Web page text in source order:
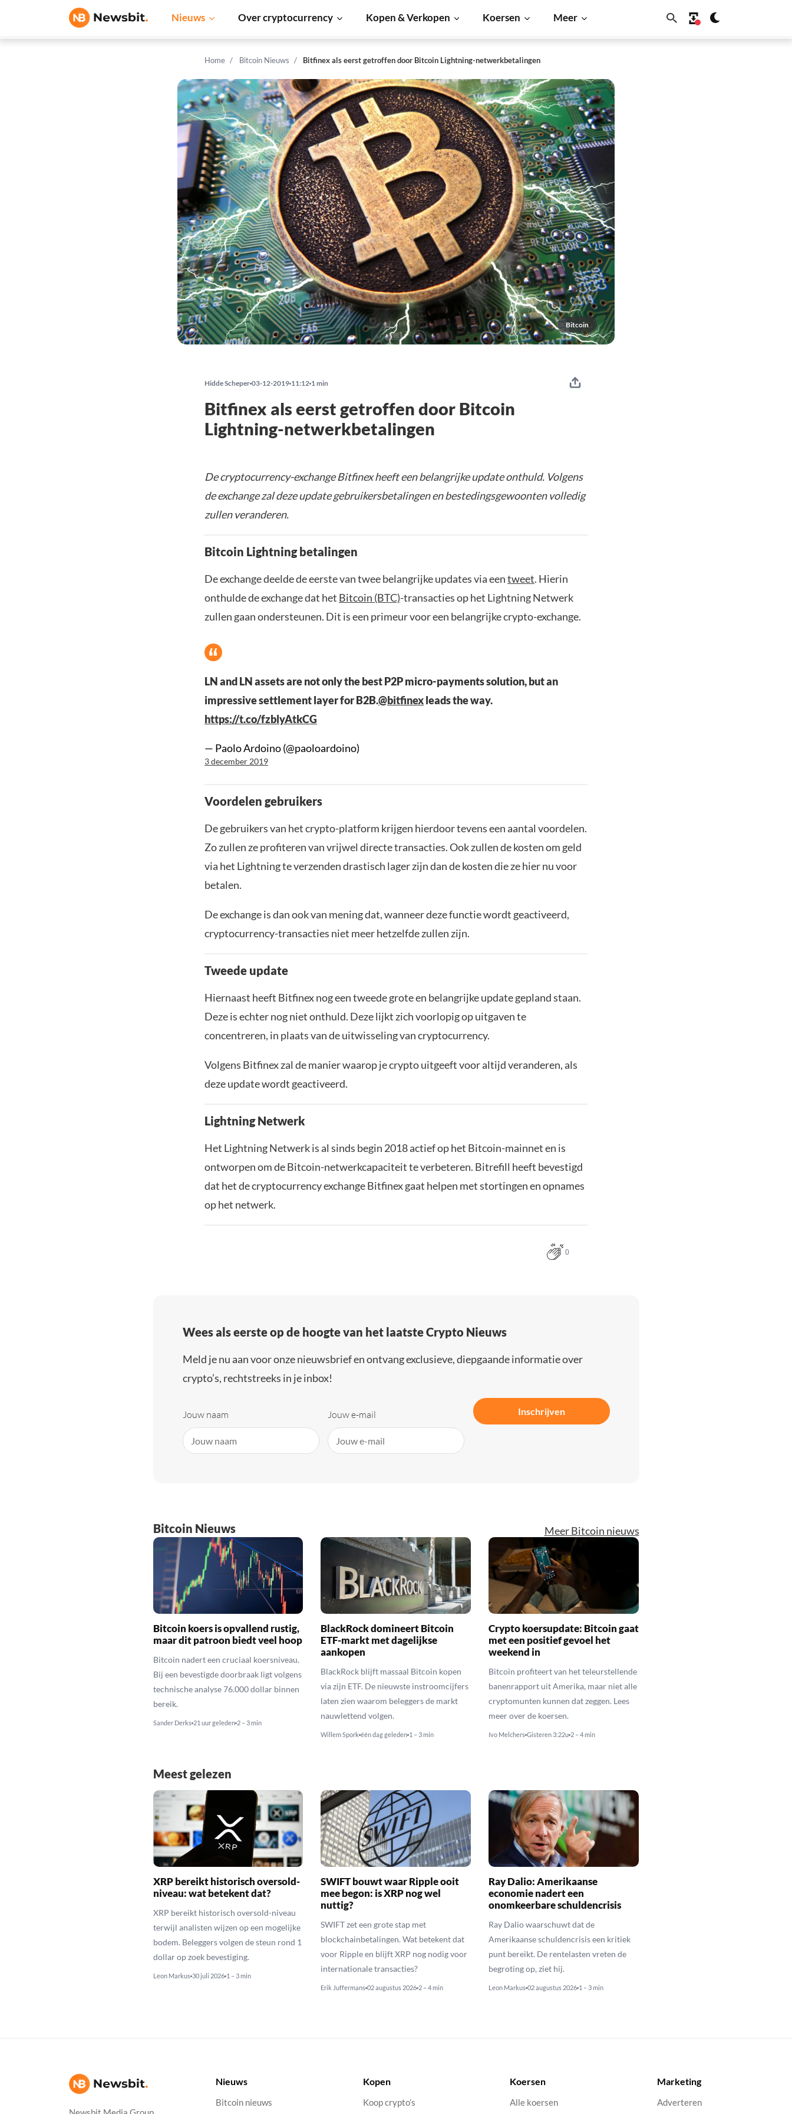
Nieuws Over cryptocurrency Kopen & Verkopen Koersen Meer
Home Bitcoin Nieuws Bitfinex als eerst getroffen door Bitcoin Lightning-netwerkbetalingen
Bitcoin
Hidde Scheper 03-12-2019 11:12 1 min
Bitfinex als eerst getroffen door Bitcoin
Lightning-netwerkbetalingen
De cryptocurrency-exchange Bitfinex heeft een belangrijke update onthuld. Volgens
de exchange zal deze update gebruikersbetalingen en bestedingsgewoonten volledig
zullen veranderen.
Bitcoin Lightning betalingen
De exchange deelde de eerste van twee belangrijke updates via eentweet. Hierin
onthulde de exchange dat het Bitcoin (BTC)-transacties op het Lightning Netwerk
zullen gaan ondersteunen. Dit is een primeur voor een belangrijke crypto-exchange.
LN and LN assets are not only the best P2P micro-payments solution, but an
impressive settlement layer for B2B.@bitfinexleads the way.
https://t.co/fzblyAtkCG
— Paolo Ardoino (@paoloardoino)
3 december 2019
Voordelen gebruikers
De gebruikers van het crypto-platform krijgen hierdoor tevens een aantal voordelen.
Zo zullen ze profiteren van vrijwel directe transacties. Ook zullen de kosten om geld
via het Lightning te verzenden drastisch lager zijn dan de kosten die ze hier nu voor
betalen.
De exchange is dan ook van mening dat, wanneer deze functie wordt geactiveerd,
cryptocurrency-transacties niet meer hetzelfde zullen zijn.
Tweede update
Hiernaast heeft Bitfinex nog een tweede grote en belangrijke update gepland staan.
Deze is echter nog niet onthuld. Deze lijkt zich voorlopig op uitgaven te
concentreren, in plaats van de uitwisseling van cryptocurrency.
Volgens Bitfinex zal de manier waarop je crypto uitgeeft voor altijd veranderen, als
deze update wordt geactiveerd.
Lightning Netwerk
Het Lightning Netwerk is al sinds begin 2018 actief op het Bitcoin-mainnet en is
ontworpen om de Bitcoin-netwerkcapaciteit te verbeteren. Bitrefill heeft bevestigd
dat het de cryptocurrency exchange Bitfinex gaat helpen met stortingen en opnames
op het netwerk.
0
Wees als eerste op de hoogte van het laatste Crypto Nieuws
Meld je nu aan voor onze nieuwsbrief en ontvang exclusieve, diepgaande informatie over
crypto’s, rechtstreeks in je inbox!
Jouw naam Jouw e-mail Inschrijven
Bitcoin Nieuws Meer Bitcoin nieuws
Bitcoin koers is opvallend rustig,
maar dit patroon biedt veel hoop
Bitcoin nadert een cruciaal koersniveau.
Bij een bevestigde doorbraak ligt volgens
technische analyse 76.000 dollar binnen
bereik.
Sander Derks 21 uur geleden 2 – 3 min
BlackRock domineert Bitcoin
ETF-markt met dagelijkse
aankopen
BlackRock blijft massaal Bitcoin kopen
via zijn ETF. De nieuwste instroomcijfers
laten zien waarom beleggers de markt
nauwlettend volgen.
Willem Spork één dag geleden 1 – 3 min
Crypto koersupdate: Bitcoin gaat
met een positief gevoel het
weekend in
Bitcoin profiteert van het teleurstellende
banenrapport uit Amerika, maar niet alle
cryptomunten kunnen dat zeggen. Lees
meer over de koersen.
Ivo Melchers Gisteren 3:22u 2 – 4 min
Meest gelezen
XRP bereikt historisch oversold-
niveau: wat betekent dat?
XRP bereikt historisch oversold-niveau
terwijl analisten wijzen op een mogelijke
bodem. Beleggers volgen de steun rond 1
dollar op zoek bevestiging.
Leon Markus 30 juli 2026 1 – 3 min
SWIFT bouwt waar Ripple ooit
mee begon: is XRP nog wel
nuttig?
SWIFT zet een grote stap met
blockchainbetalingen. Wat betekent dat
voor Ripple en blijft XRP nog nodig voor
internationale transacties?
Erik Juffermans 02 augustus 2026 2 – 4 min
Ray Dalio: Amerikaanse
economie nadert een
onomkeerbare schuldencrisis
Ray Dalio waarschuwt dat de
Amerikaanse schuldencrisis een kritiek
punt bereikt. De rentelasten vreten de
begroting op, ziet hij.
Leon Markus 02 augustus 2026 1 – 3 min
Nieuws
Bitcoin nieuws
Kopen
Koop crypto’s
Koersen
Alle koersen
Marketing
Adverteren